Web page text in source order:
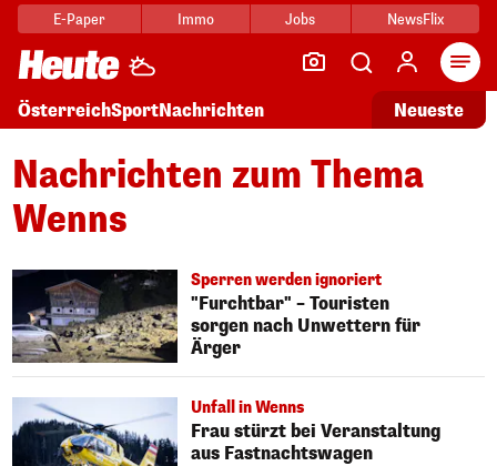
E-Paper Immo Jobs NewsFlix
ÖsterreichSportNachrichten Neueste
Nachrichten zum Thema
Wenns
Sperren werden ignoriert
"Furchtbar" – Touristen
sorgen nach Unwettern für
Ärger
Unfall in Wenns
Frau stürzt bei Veranstaltung
aus Fastnachtswagen